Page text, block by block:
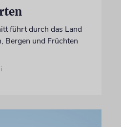
führt durch das Land
Bergen und Früchten